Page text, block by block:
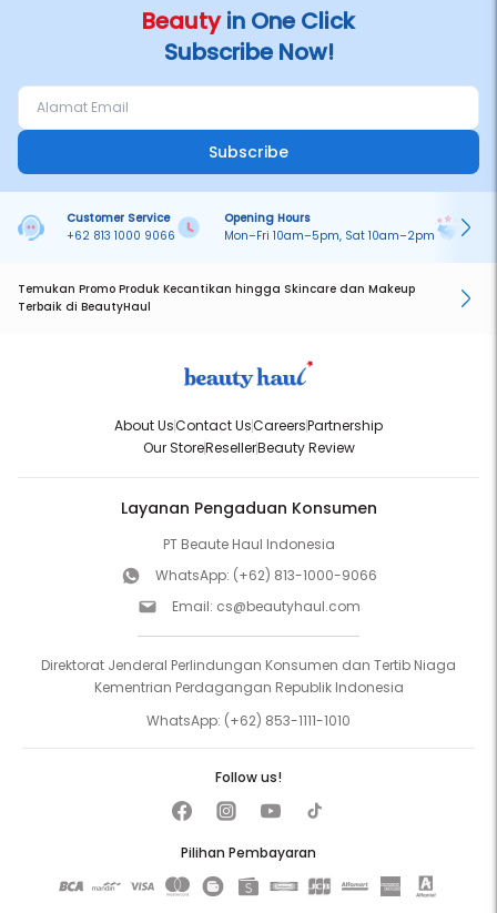
Beautyin One Click
Subscribe Now!
Subscribe
Customer Service
+62 813 1000 9066
Opening Hours
Mon–Fri 10am–5pm, Sat 10am–2pm
Temukan Promo Produk Kecantikan hingga Skincare dan Makeup
Terbaik di BeautyHaul
About UsContact UsCareersPartnership
Our StoreResellerBeauty Review
Layanan Pengaduan Konsumen
PT Beaute Haul Indonesia
WhatsApp: (+62) 813-1000-9066
Email: cs@beautyhaul.com
Direktorat Jenderal Perlindungan Konsumen dan Tertib Niaga
Kementrian Perdagangan Republik Indonesia
WhatsApp: (+62) 853-1111-1010
Pilihan Pembayaran
Follow us!